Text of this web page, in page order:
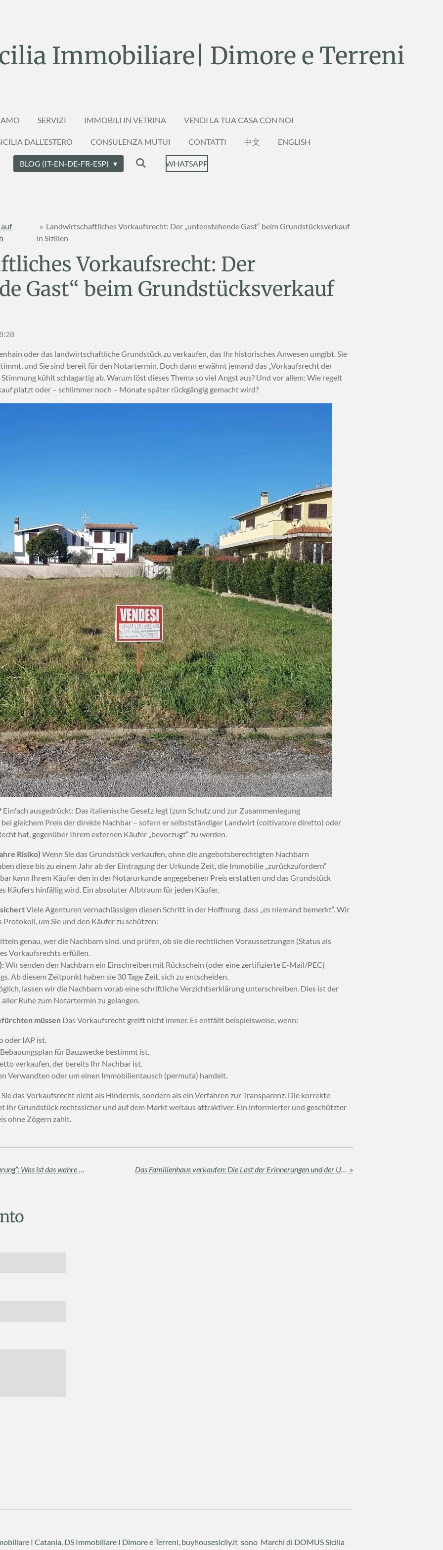
Immobiliare| Dimore e Terreni
SERVIZI IMMOBILI IN VETRINA VENDI LA TUA CASA CON NOI
DALL’ESTERO CONSULENZA MUTUI CONTATTI 中文 ENGLISH
BLOG (IT-EN-DE-FR-ESP) WHATSAPP
auf
» Landwirtschaftliches Vorkaufsrecht: Der „untenstehende Gast“ beim Grundstücksverkauf
in Sizilien
Vorkaufsrecht: Der
Gast“ beim Grundstücksverkauf
oder das landwirtschaftliche Grundstück zu verkaufen, das Ihr historisches Anwesen umgibt. Sie
und Sie sind bereit für den Notartermin. Doch dann erwähnt jemand das „Vorkaufsrecht der
kühlt schlagartig ab. Warum löst dieses Thema so viel Angst aus? Und vor allem: Wie regelt
platzt oder – schlimmer noch – Monate später rückgängig gemacht wird?
Einfach ausgedrückt: Das italienische Gesetz legt (zum Schutz und zur Zusammenlegung
gleichem Preis der direkte Nachbar – sofern er selbstständiger Landwirt (coltivatore diretto) oder
hat, gegenüber Ihrem externen Käufer „bevorzugt“ zu werden.
Risiko) Wenn Sie das Grundstück verkaufen, ohne die angebotsberechtigten Nachbarn
diese bis zu einem Jahr ab der Eintragung der Urkunde Zeit, die Immobilie „zurückzufordern“
kann Ihrem Käufer den in der Notarurkunde angegebenen Preis erstatten und das Grundstück
Käufers hinfällig wird. Ein absoluter Albtraum für jeden Käufer.
Viele Agenturen vernachlässigen diesen Schritt in der Hoffnung, dass „es niemand bemerkt“. Wir
um Sie und den Käufer zu schützen:
genau, wer die Nachbarn sind, und prüfen, ob sie die rechtlichen Voraussetzungen (Status als
Vorkaufsrechts erfüllen.
Wir senden den Nachbarn ein Einschreiben mit Rückschein (oder eine zertifizierte E-Mail/PEC)
Ab diesem Zeitpunkt haben sie 30 Tage Zeit, sich zu entscheiden.
lassen wir die Nachbarn vorab eine schriftliche Verzichtserklärung unterschreiben. Dies ist der
Ruhe zum Notartermin zu gelangen.
müssen Das Vorkaufsrecht greift nicht immer. Es entfällt beispielsweise, wenn:
oder IAP ist.
für Bauzwecke bestimmt ist.
verkaufen, der bereits Ihr Nachbar ist.
Verwandten oder um einen Immobilientausch (permuta) handelt.
das Vorkaufsrecht nicht als Hindernis, sondern als ein Verfahren zur Transparenz. Die korrekte
Ihr Grundstück rechtssicher und auf dem Markt weitaus attraktiver. Ein informierter und geschützter
ohne Zögern zahlt.
Exklusivauftrag vs. „Mündliche Vereinbarung“: Was ist das wahre Risiko für den Verkäufer? Das Familienhaus verkaufen: Die Last der Erinnerungen und der Umgang mit dem „Inventar“ »
I Catania, DS Immobiliare I Dimore e Terreni, buyhousesicily.it sono Marchi di DOMUS Sicilia